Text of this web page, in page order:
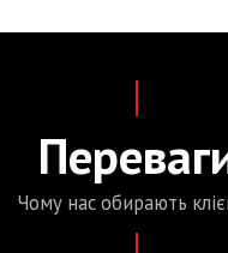
Чому насобирають